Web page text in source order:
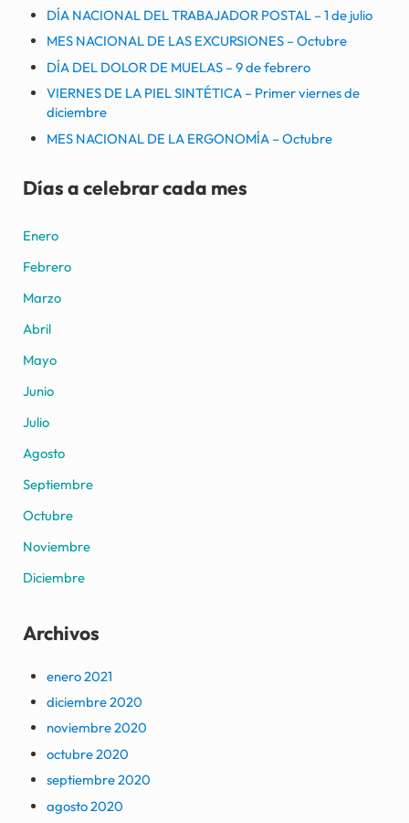
DÍA NACIONAL DEL TRABAJADOR POSTAL – 1 de julio
MES NACIONAL DE LAS EXCURSIONES – Octubre
DÍA DEL DOLOR DE MUELAS – 9 de febrero
VIERNES DE LA PIEL SINTÉTICA – Primer viernes de
diciembre
MES NACIONAL DE LA ERGONOMÍA – Octubre
Días a celebrar cada mes
Enero
Febrero
Marzo
Abril
Mayo
Junio
Julio
Agosto
Septiembre
Octubre
Noviembre
Diciembre
Archivos
enero 2021
diciembre 2020
noviembre 2020
octubre 2020
septiembre 2020
agosto 2020